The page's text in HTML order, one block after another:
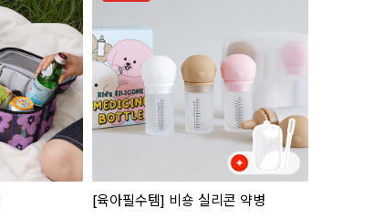
[육아필수템] 비숑 실리콘 약병